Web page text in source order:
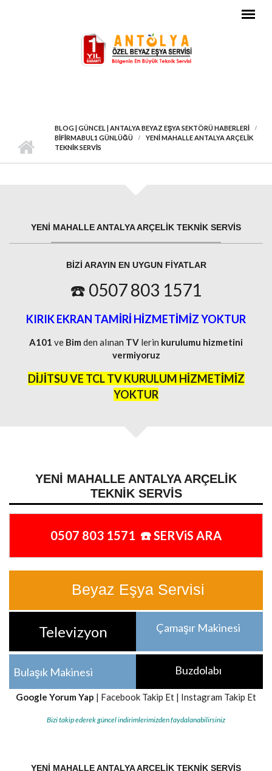
BLOG | GÜNCEL | ANTALYA BEYAZ EŞYA SEKTÖRÜ HABERLERI
BIFIRMABUL1 GÜNLÜĞÜ
YENI MAHALLE ANTALYA ARÇELIK
TEKNIK SERVIS
YENI MAHALLE ANTALYA ARÇELIK TEKNIK SERVIS
BIZI ARAYIN EN UYGUN FIYATLAR
☎️ 0507 803 1571
KIRIK EKRAN TAMİRİ HİZMETİMİZ YOKTUR
A101 ve Bim den alınan TV lerin kurulumu hizmetini
vermiyoruz
DİJİTSU VE TCL TV KURULUM HİZMETİMİZ
YOKTUR
YENI MAHALLE ANTALYA ARÇELIK
TEKNIK SERVIS
0507 803 1571 ☎️ SERViS ARA
Beyaz Eşya Servisi
Televizyon Çamaşır Makinesi
Bulaşık Makinesi Buzdolabı
Google Yorum Yap | Facebook Takip Et | Instagram Takip Et
Bizi takip ederek güncel indirimlerimizden faydalanabilirsiniz
YENI MAHALLE ANTALYA ARÇELIK TEKNIK SERVIS